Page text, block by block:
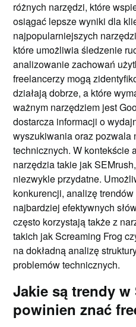
różnych narzędzi, które
osiągać lepsze wyniki dla
najpopularniejszych
które umożliwia śledzenie
analizowanie zachowań
freelancerzy mogą
działają dobrze, a które
ważnym narzędziem jest
dostarcza informacji o
wyszukiwania oraz pozwala
technicznych. W kontekście
narzędzia takie jak
niezwykle przydatne.
konkurencji, analizę
najbardziej efektywnych
często korzystają także z
takich jak Screaming Frog
na dokładną analizę
problemów technicznych.
Jakie są trendy w
powinien znać